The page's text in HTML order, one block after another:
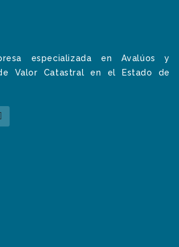
especializada en Avalúos y
Valor Catastral en el Estado de